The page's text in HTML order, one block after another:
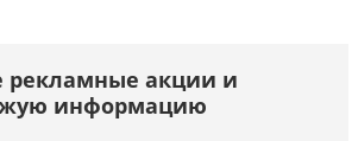
рекламные акции и
информацию